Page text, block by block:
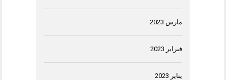
مارس 2023
فبراير 2023
يناير 2023